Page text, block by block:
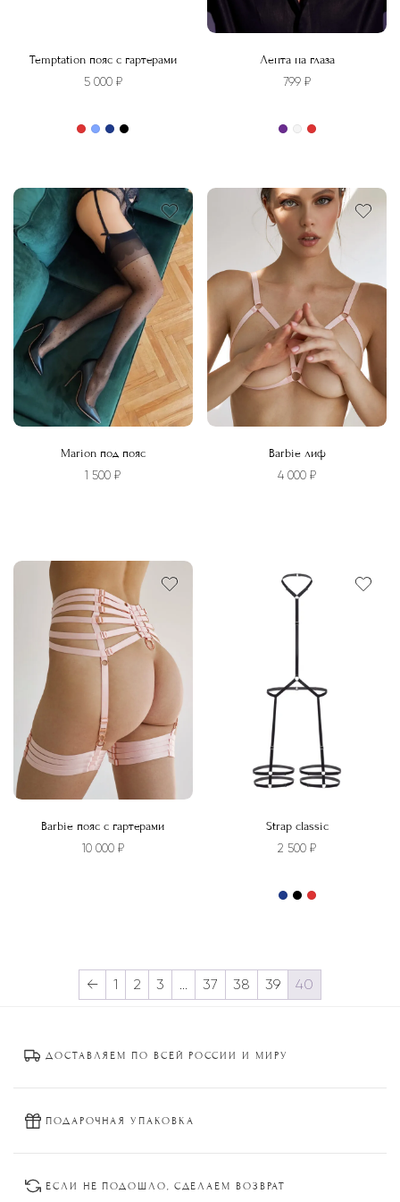
Temptation пояс с гартерами
5 000 ₽
имеет
несколько
вариаций.
Опции
можно
выбрать
странице
товара.
Лента на глаза
799₽
имеет
несколько
вариаций.
можно
выбрать
на
странице
товара.
Marion под пояс
1 500₽
имеет
несколько
вариаций.
Опции
можно
выбрать
странице
товара.
Barbie лиф
4 000₽
Barbie пояс с гартерами
10 000 ₽
Strap classic
2 500₽
несколько
вариаций.
выбрать
← 1 2 3 … 37 38 39 40
ДОСТАВЛЯЕМ ПО ВСЕЙ РОССИИ И МИРУ
ПОДАРОЧНАЯ УПАКОВКА
ЕСЛИ НЕ ПОДОШЛО, СДЕЛАЕМ ВОЗВРАТ